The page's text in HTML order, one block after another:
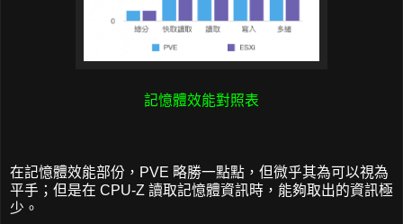
記憶體效能對照表
在記憶體效能部份，PVE 略勝一點點，但微乎其為可以視為
平手；但是在 CPU-Z 讀取記憶體資訊時，能夠取出的資訊極
少。